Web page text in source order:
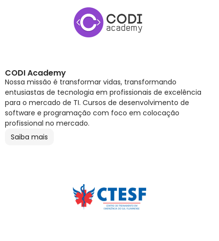
CODI Academy
Nossa missão é transformar vidas, transformando
entusiastas de tecnologia em profissionais de excelência
para o mercado de TI. Cursos de desenvolvimento de
software e programação com foco em colocação
profissional no mercado.
Saiba mais